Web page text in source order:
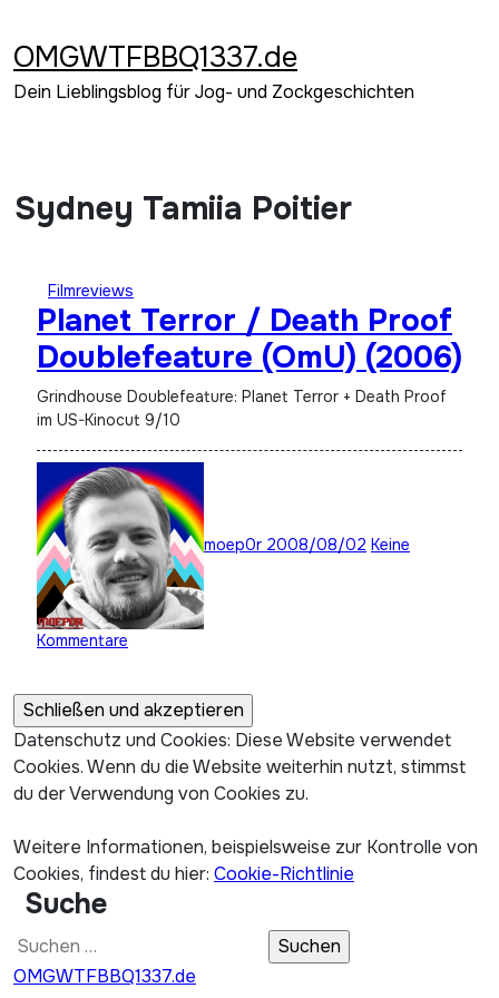
springen
OMGWTFBBQ1337.de
Dein Lieblingsblog für Jog- und Zockgeschichten
Sydney Tamiia Poitier
Filmreviews
Planet Terror / Death Proof
Doublefeature (OmU) (2006)
Grindhouse Doublefeature: Planet Terror + Death Proof
im US-Kinocut 9/10
moep0r 2008/08/02 Keine
Kommentare
Datenschutz und Cookies: Diese Website verwendet
Cookies. Wenn du die Website weiterhin nutzt, stimmst
du der Verwendung von Cookies zu.
Weitere Informationen, beispielsweise zur Kontrolle von
Cookies, findest du hier: Cookie-Richtlinie
Suche
Suchen
nach:
OMGWTFBBQ1337.de